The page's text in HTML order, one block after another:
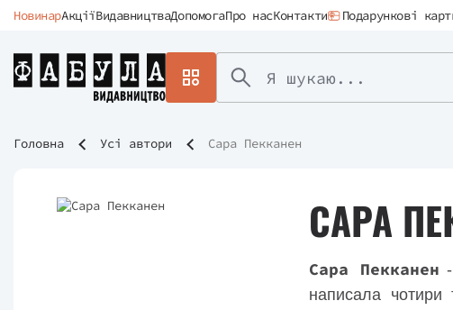
НовинарАкціїВидавництваДопомогаПро насКонтакти Подарункові
Головна Усі автори Сара Пекканен
САРА
Сара Пекканен
написала чотири